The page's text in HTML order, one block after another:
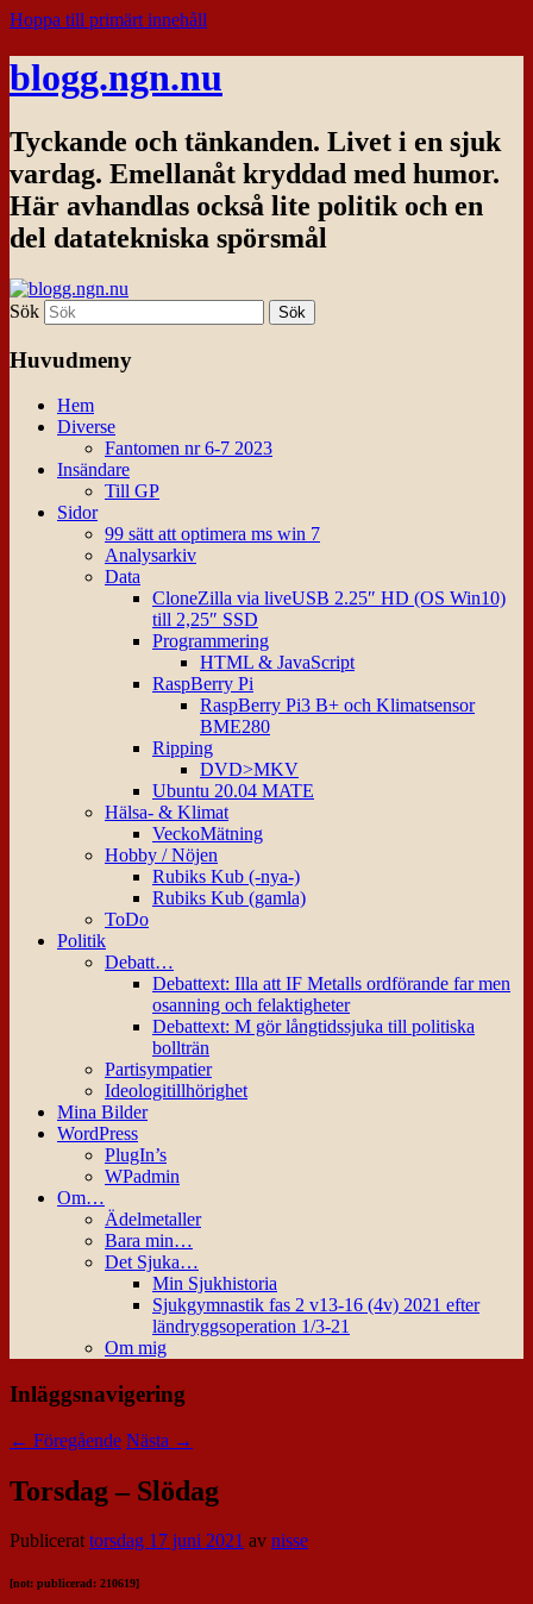
Hoppa till primärt innehåll
blogg.ngn.nu
Tyckande och tänkanden. Livet i en sjuk
vardag. Emellanåt kryddad med humor.
Här avhandlas också lite politik och en
del datatekniska spörsmål
Sök
Huvudmeny
Hem
Diverse
Fantomen nr 6-7 2023
Insändare
Till GP
Sidor
99 sätt att optimera ms win 7
Analysarkiv
Data
CloneZilla via liveUSB 2.25″ HD (OS Win10)
till 2,25″ SSD
Programmering
HTML & JavaScript
RaspBerry Pi
RaspBerry Pi3 B+ och Klimatsensor
BME280
Ripping
DVD>MKV
Ubuntu 20.04 MATE
Hälsa- & Klimat
VeckoMätning
Hobby / Nöjen
Rubiks Kub (-nya-)
Rubiks Kub (gamla)
ToDo
Politik
Debatt…
Debattext: Illa att IF Metalls ordförande far men
osanning och felaktigheter
Debattext: M gör långtidssjuka till politiska
bollträn
Partisympatier
Ideologitillhörighet
Mina Bilder
WordPress
PlugIn’s
WPadmin
Om…
Ädelmetaller
Bara min…
Det Sjuka…
Min Sjukhistoria
Sjukgymnastik fas 2 v13-16 (4v) 2021 efter
ländryggsoperation 1/3-21
Om mig
Inläggsnavigering
← Föregående Nästa →
Torsdag – Slödag
Publicerattorsdag 17 juni 2021 av nisse
[not: publicerad: 210619]